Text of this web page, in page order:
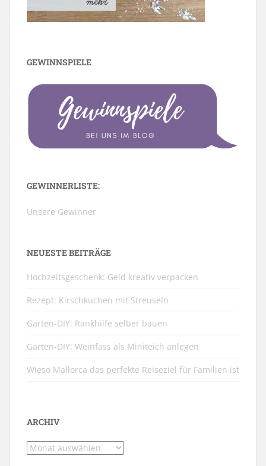
GEWINNSPIELE
GEWINNERLISTE:
Unsere Gewinner
NEUESTE BEITRÄGE
Hochzeitsgeschenk: Geld kreativ verpacken
Rezept: Kirschkuchen mit Streuseln
Garten-DIY: Rankhilfe selber bauen
Garten-DIY: Weinfass als Miniteich anlegen
Wieso Mallorca das perfekte Reiseziel für Familien ist
ARCHIV
Archiv